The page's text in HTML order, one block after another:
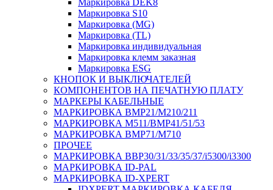
Маркировка S10
Маркировка (MG)
Маркировка (TL)
Маркировка индивидуальная
Маркировка клемм заказная
Маркировка ESG
КНОПОК И ВЫКЛЮЧАТЕЛЕЙ
КОМПОНЕНТОВ НА ПЕЧАТНУЮ ПЛАТУ
МАРКЕРЫ КАБЕЛЬНЫЕ
МАРКИРОВКА BMP21/M210/211
МАРКИРОВКА M511/BMP41/51/53
МАРКИРОВКА BMP71/M710
ПРОЧЕЕ
МАРКИРОВКА BBP30/31/33/35/37/i5300/i3300
МАРКИРОВКА ID-PAL
МАРКИРОВКА ID-XPERT